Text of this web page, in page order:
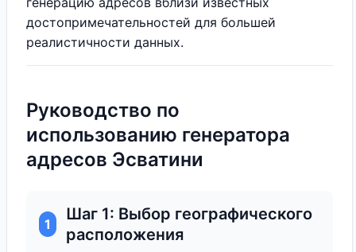
достопримечательностей для большей
реалистичности данных.
Руководство по
использованию генератора
адресов Эсватини
1
Шаг 1: Выбор географического
расположения